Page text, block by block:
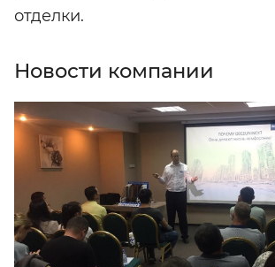
отделки.
Новости компании